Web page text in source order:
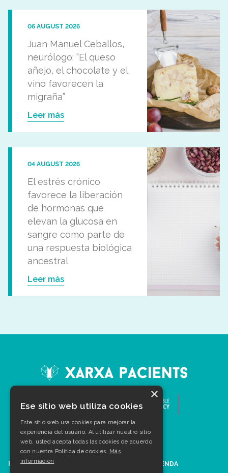
06 AUGUST 2026
Juan Manuel Ceballos,
neurólogo: “El queso
añejo, el chocolate y el
vino favorecen la
migraña”
Leer más
04 AUGUST 2026
El estrés crónico
favorece la liberación
de hormonas que
elevan la glucosa en
sangre como parte de
una respuesta biológica
ancestral
Leer más
PATOLOGÍAS AGENDA
×
Ese sitio web utiliza cookies
Este sitio web usa cookies para mejorar la
experiencia del usuario. Al utilizar nuestro sitio
web, usted acepta todas las cookies de acuerdo
con nuestra Política de cookies. Más
información